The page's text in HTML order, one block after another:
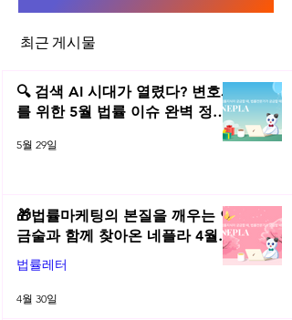
건 및 주의사항
최근 게시물
🔍 검색 AI 시대가 열렸다? 변호사
를 위한 5월 법률 이슈 완벽 정리 |
5월 29일
🎁법률마케팅의 본질을 깨우는 연
금술과 함께 찾아온 네플라 4월
법률레터
법률레터
4월 30일